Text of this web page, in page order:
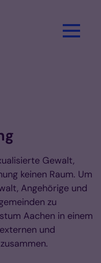
Gewalt,
keinen Raum. Um
Angehörige und
zu
Aachen in einem
und